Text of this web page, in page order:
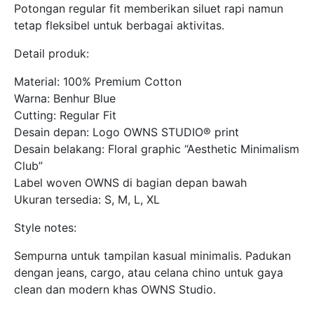
Potongan regular fit memberikan siluet rapi namun
tetap fleksibel untuk berbagai aktivitas.
Detail produk:
Material: 100% Premium Cotton
Warna: Benhur Blue
Cutting: Regular Fit
Desain depan: Logo OWNS STUDIO® print
Desain belakang: Floral graphic “Aesthetic Minimalism
Club”
Label woven OWNS di bagian depan bawah
Ukuran tersedia: S, M, L, XL
Style notes:
Sempurna untuk tampilan kasual minimalis. Padukan
dengan jeans, cargo, atau celana chino untuk gaya
clean dan modern khas OWNS Studio.